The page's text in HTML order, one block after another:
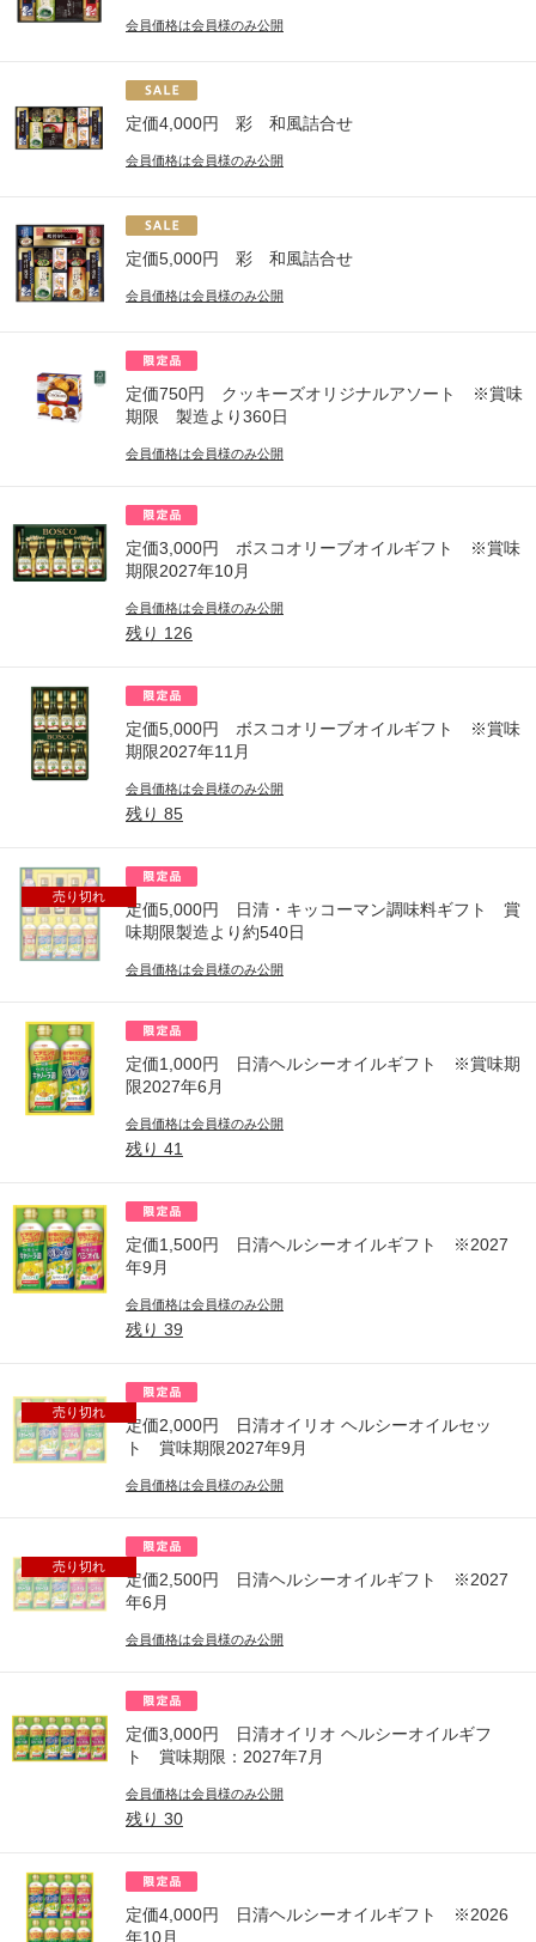
会員価格は会員様のみ公開
定価4,000円 彩 和風詰合せ
会員価格は会員様のみ公開
定価5,000円 彩 和風詰合せ
会員価格は会員様のみ公開
定価750円 クッキーズオリジナルアソート ※賞味
期限 製造より360日
会員価格は会員様のみ公開
定価3,000円 ボスコオリーブオイルギフト ※賞味
期限2027年10月
会員価格は会員様のみ公開
残り 126
定価5,000円 ボスコオリーブオイルギフト ※賞味
期限2027年11月
会員価格は会員様のみ公開
残り 85
定価5,000円 日清・キッコーマン調味料ギフト 賞
味期限製造より約540日
会員価格は会員様のみ公開
売り切れ
定価1,000円 日清ヘルシーオイルギフト ※賞味期
限2027年6月
会員価格は会員様のみ公開
残り 41
定価1,500円 日清ヘルシーオイルギフト ※2027
年9月
会員価格は会員様のみ公開
残り 39
定価2,000円 日清オイリオ ヘルシーオイルセッ
ト 賞味期限2027年9月
会員価格は会員様のみ公開
売り切れ
定価2,500円 日清ヘルシーオイルギフト ※2027
年6月
会員価格は会員様のみ公開
売り切れ
定価3,000円 日清オイリオ ヘルシーオイルギフ
ト 賞味期限：2027年7月
会員価格は会員様のみ公開
残り 30
定価4,000円 日清ヘルシーオイルギフト ※2026
年10月